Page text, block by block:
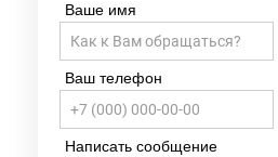
Ваше имя
Ваш телефон
Написать сообщение